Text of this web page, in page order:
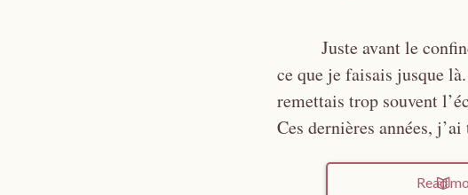
Juste avant le
ce que je faisais jusque
remettais trop souvent
Ces dernières années,
Read